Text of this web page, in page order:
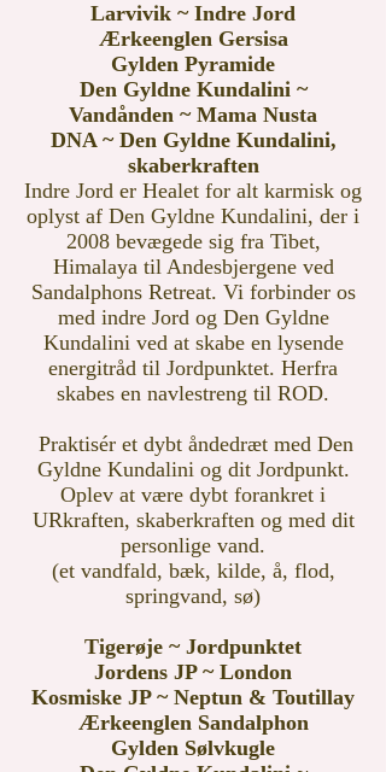
Larvivik ~ Indre Jord
Ærkeenglen Gersisa
Gylden Pyramide
Den Gyldne Kundalini ~
Vandånden ~ Mama Nusta
DNA ~ Den Gyldne Kundalini,
skaberkraften
Indre Jord er Healet for alt karmisk og
oplyst af Den Gyldne Kundalini, der i
2008 bevægede sig fra Tibet,
Himalaya til Andesbjergene ved
Sandalphons Retreat. Vi forbinder os
med indre Jord og Den Gyldne
Kundalini ved at skabe en lysende
energitråd til Jordpunktet. Herfra
skabes en navlestreng til ROD.
Praktisér et dybt åndedræt med Den
Gyldne Kundalini og dit Jordpunkt.
Oplev at være dybt forankret i
URkraften, skaberkraften og med dit
personlige vand.
(et vandfald, bæk, kilde, å, flod,
springvand, sø)
Tigerøje ~ Jordpunktet
Jordens JP ~ London
Kosmiske JP ~ Neptun & Toutillay
Ærkeenglen Sandalphon
Gylden Sølvkugle